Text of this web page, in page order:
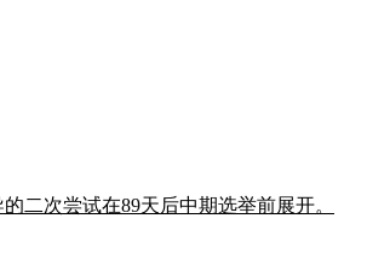
二次尝试在89天后中期选举前展开。